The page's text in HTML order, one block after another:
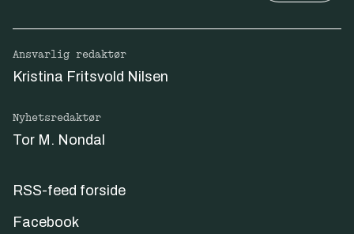
Ansvarlig redaktør
Kristina Fritsvold Nilsen
Nyhetsredaktør
Tor M. Nondal
RSS-feed forside
Facebook